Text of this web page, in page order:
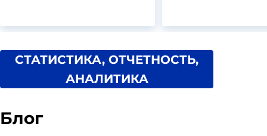
СТАТИСТИКА, ОТЧЕТНОСТЬ,
АНАЛИТИКА
Блог